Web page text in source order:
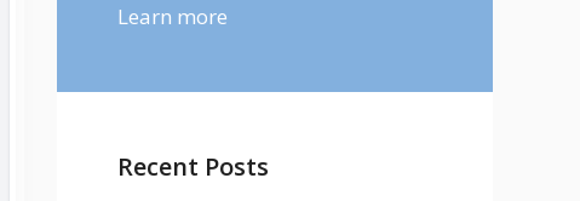
Learn more
Recent Posts